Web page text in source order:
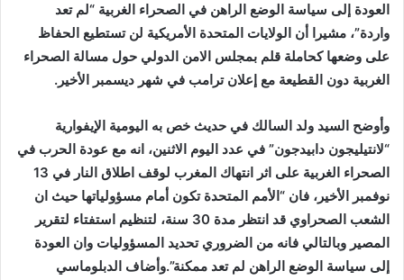
العودة إلى سياسة الوضع الراهن في الصحراء الغربية “لم تعد
واردة”، مشيرا أن الولايات المتحدة الأمريكية لن تستطيع الحفاظ
على وضعها كحاملة قلم بمجلس الامن الدولي حول مسالة الصحراء
الغربية دون القطيعة مع إعلان ترامب في شهر ديسمبر الأخير.
وأوضح السيد ولد السالك في حديث خص به اليومية الإيفوارية
“لانتيليجون دابيدجون” في عدد اليوم الاثنين، انه مع عودة الحرب في
الصحراء الغربية على اثر انتهاك المغرب لوقف اطلاق النار في 13
نوفمبر الأخير، فان “الأمم المتحدة تكون أمام مسؤولياتها حيث ان
الشعب الصحراوي قد انتظر مدة 30 سنة، لتنظيم استفتاء لتقرير
المصير وبالتالي فانه من الضروري تحديد المسؤوليات وان العودة
إلى سياسة الوضع الراهن لم تعد ممكنة”.وأضاف الدبلوماسي